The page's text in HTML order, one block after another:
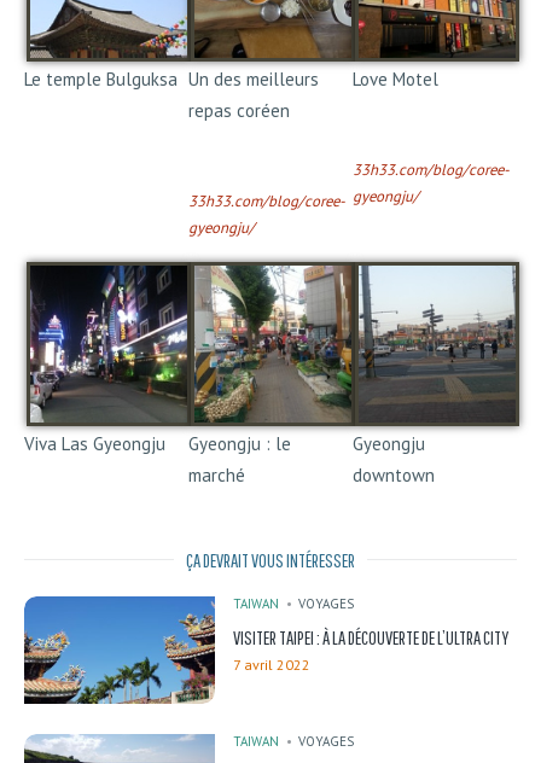
Le temple Bulguksa Un des meilleurs
repas coréen
33h33.com/blog/coree-
gyeongju/
Love Motel
33h33.com/blog/coree-
gyeongju/
Viva Las Gyeongju
Gyeongju : le
marché
Gyeongju
downtown
ÇA DEVRAIT VOUS INTÉRESSER
TAIWAN VOYAGES
VISITER TAIPEI : À LA DÉCOUVERTE DE L’ULTRA CITY
7 avril 2022
TAIWAN VOYAGES